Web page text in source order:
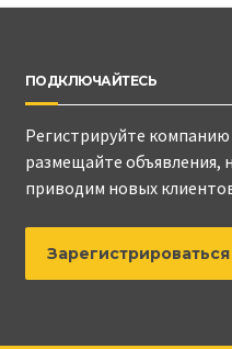
ПОДКЛЮЧАЙТЕСЬ
Регистрируйте компанию
размещайте объявления,
приводим новых
Зарегистрироваться